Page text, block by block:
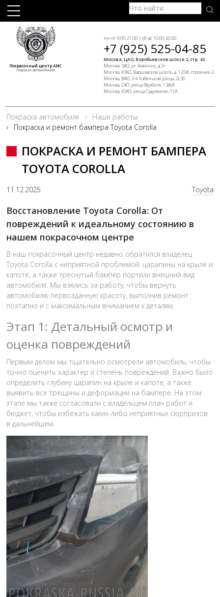
Покрасочный центр АМС
покраска автомобилей
пн-пт 9:00-21:00 | сб-вс 10:00-20:00
+7 (925) 525-04-85
Москва, ЦАО, Воробьевское шоссе 2, стр. 42
Москва, ЗАО, ул. Боженко, д.5г
Москва, ЮАО, Варшавское шоссе, д. 125Ж, строение 2
Москва, ВАО, 2-я Кабельная улица, 2с30
Москва, САО, улица Врубеля, 13Ас8
Москва, ЮАО, улица Садовники, 11А
Покраска автомобиля
Наши работы
Покраска и ремонт бампера Toyota Corolla
ПОКРАСКА И РЕМОНТ БАМПЕРА
TOYOTA COROLLA
11.12.2025 Toyota
Восстановление Toyota Corolla: От
повреждений к идеальному состоянию в
нашем покрасочном центре
В наш покрасочный центр недавно обратился владелец
Toyota Corolla с неприятной проблемой: царапины на крыле и
капоте, а также треснутый бампер портили внешний вид
автомобиля. Мы взялись за работу, чтобы вернуть
автомобилю первозданную красоту, выполнив ремонт
поэтапно и с максимальным вниманием к деталям.
Этап 1: Детальный осмотр и
оценка повреждений
Первым делом мы тщательно осмотрели автомобиль, чтобы
точно оценить характер и степень повреждений. Важно было
определить глубину царапин на крыле и капоте, а также
выявить все трещины и деформации на бампере. На этом
этапе мы также согласовали с владельцем план работ и
бюджет, чтобы избежать каких-либо неприятных сюрпризов
в дальнейшем.